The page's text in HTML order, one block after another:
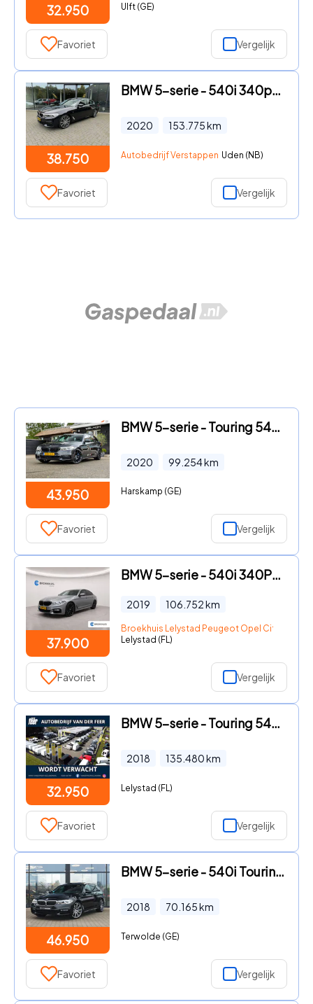
32.950 Ulft (GE)
Favoriet Vergelijk
38.750
BMW 5-serie - 540i 340pk M-Sport, HUD, Schuifdak, Stoelkoeling, Leer, LED,
2020 153.775km
Autobedrijf Verstappen Uden (NB)
Favoriet Vergelijk
43.950
BMW 5-serie - Touring 540i xDrive M-Sport I Bowers & Wilkins I Panoramadak
2020 99.254km
Harskamp (GE)
Favoriet Vergelijk
37.900
BMW 5-serie - 540i 340PK HIGH EXECUTIVE M-SPORT AUTOMAAT / NAVI / LEDER /
2019 106.752km
Broekhuis Lelystad Peugeot Opel Citroen
Lelystad (FL)
Favoriet Vergelijk
32.950
BMW 5-serie - Touring 540i xDrive High Executive Wordt verwacht
2018 135.480km
Lelystad (FL)
Favoriet Vergelijk
46.950
BMW 5-serie - 540i Touring M-sport Sportautomaat
2018 70.165km
Terwolde (GE)
Favoriet Vergelijk